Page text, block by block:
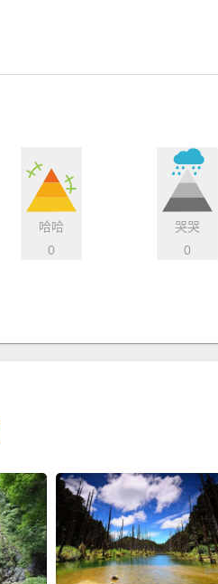
哈哈
0
哭哭
0